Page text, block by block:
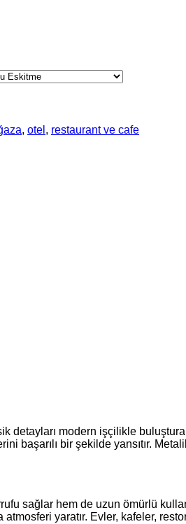
, otel , restaurant ve cafe
detayları modern işçilikle
başarılı bir şekilde yansıtır.
sağlar hem de uzun ömürlü
yaratır. Evler, kafeler,